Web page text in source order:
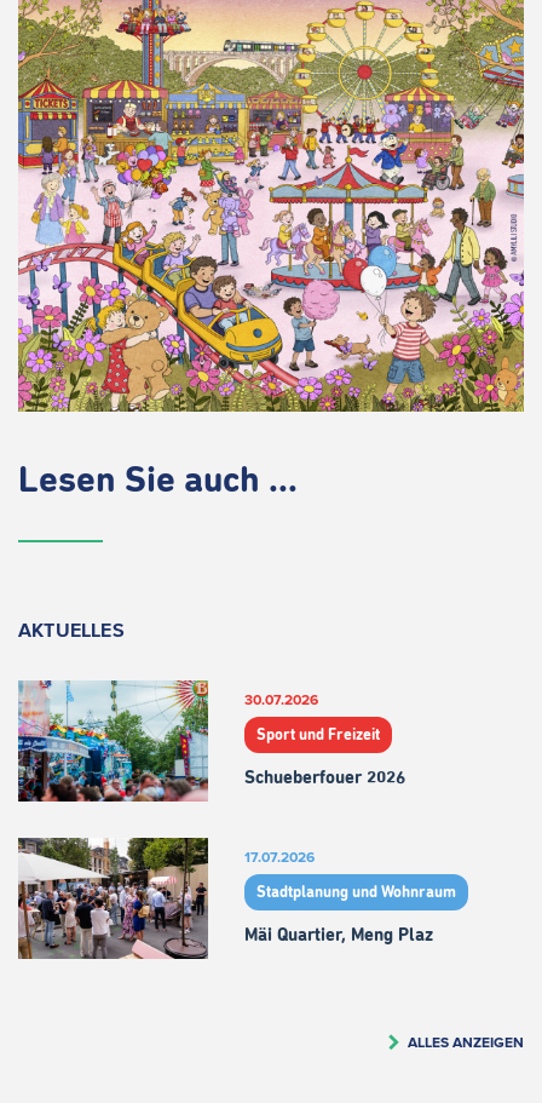
Lesen Sie auch ...
AKTUELLES
30.07.2026
Sport und Freizeit
Schueberfouer 2026
17.07.2026
Stadtplanung und Wohnraum
Mäi Quartier, Meng Plaz
ALLES ANZEIGEN